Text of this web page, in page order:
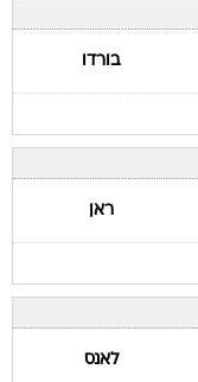
בורדו
ראן
לאנס